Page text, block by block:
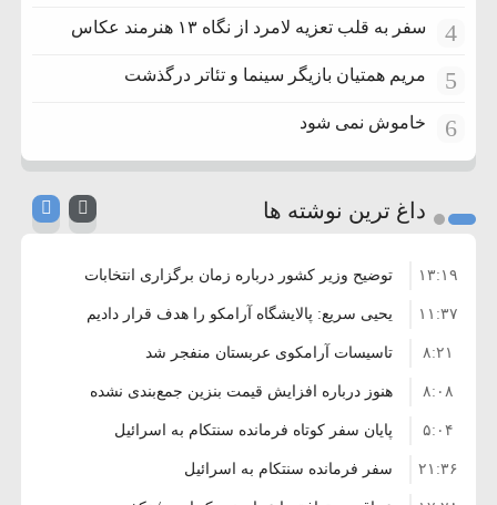
4 سفر به قلب تعزیه لامرد از نگاه ۱۳ هنرمند عکاس
5 مریم همتیان بازیگر سینما و تئاتر درگذشت
6 خاموش نمی شود
داغ ترین نوشته ها
توضیح وزیر کشور درباره زمان برگزاری انتخابات
شوراها
۱۳:۱۹
یحیی سریع: پالایشگاه آرامکو را هدف قرار دادیم ۱۱:۳۷
تاسیسات آرامکوی عربستان منفجر شد ۸:۲۱
هنوز درباره افزایش قیمت بنزین جمع‌بندی نشده
است/ کالا برگ قطعا افزایش می‌یابد
۸:۰۸
پایان سفر کوتاه فرمانده سنتکام به اسرائیل ۵:۰۴
سفر فرمانده سنتکام به اسرائیل ۲۱:۳۶